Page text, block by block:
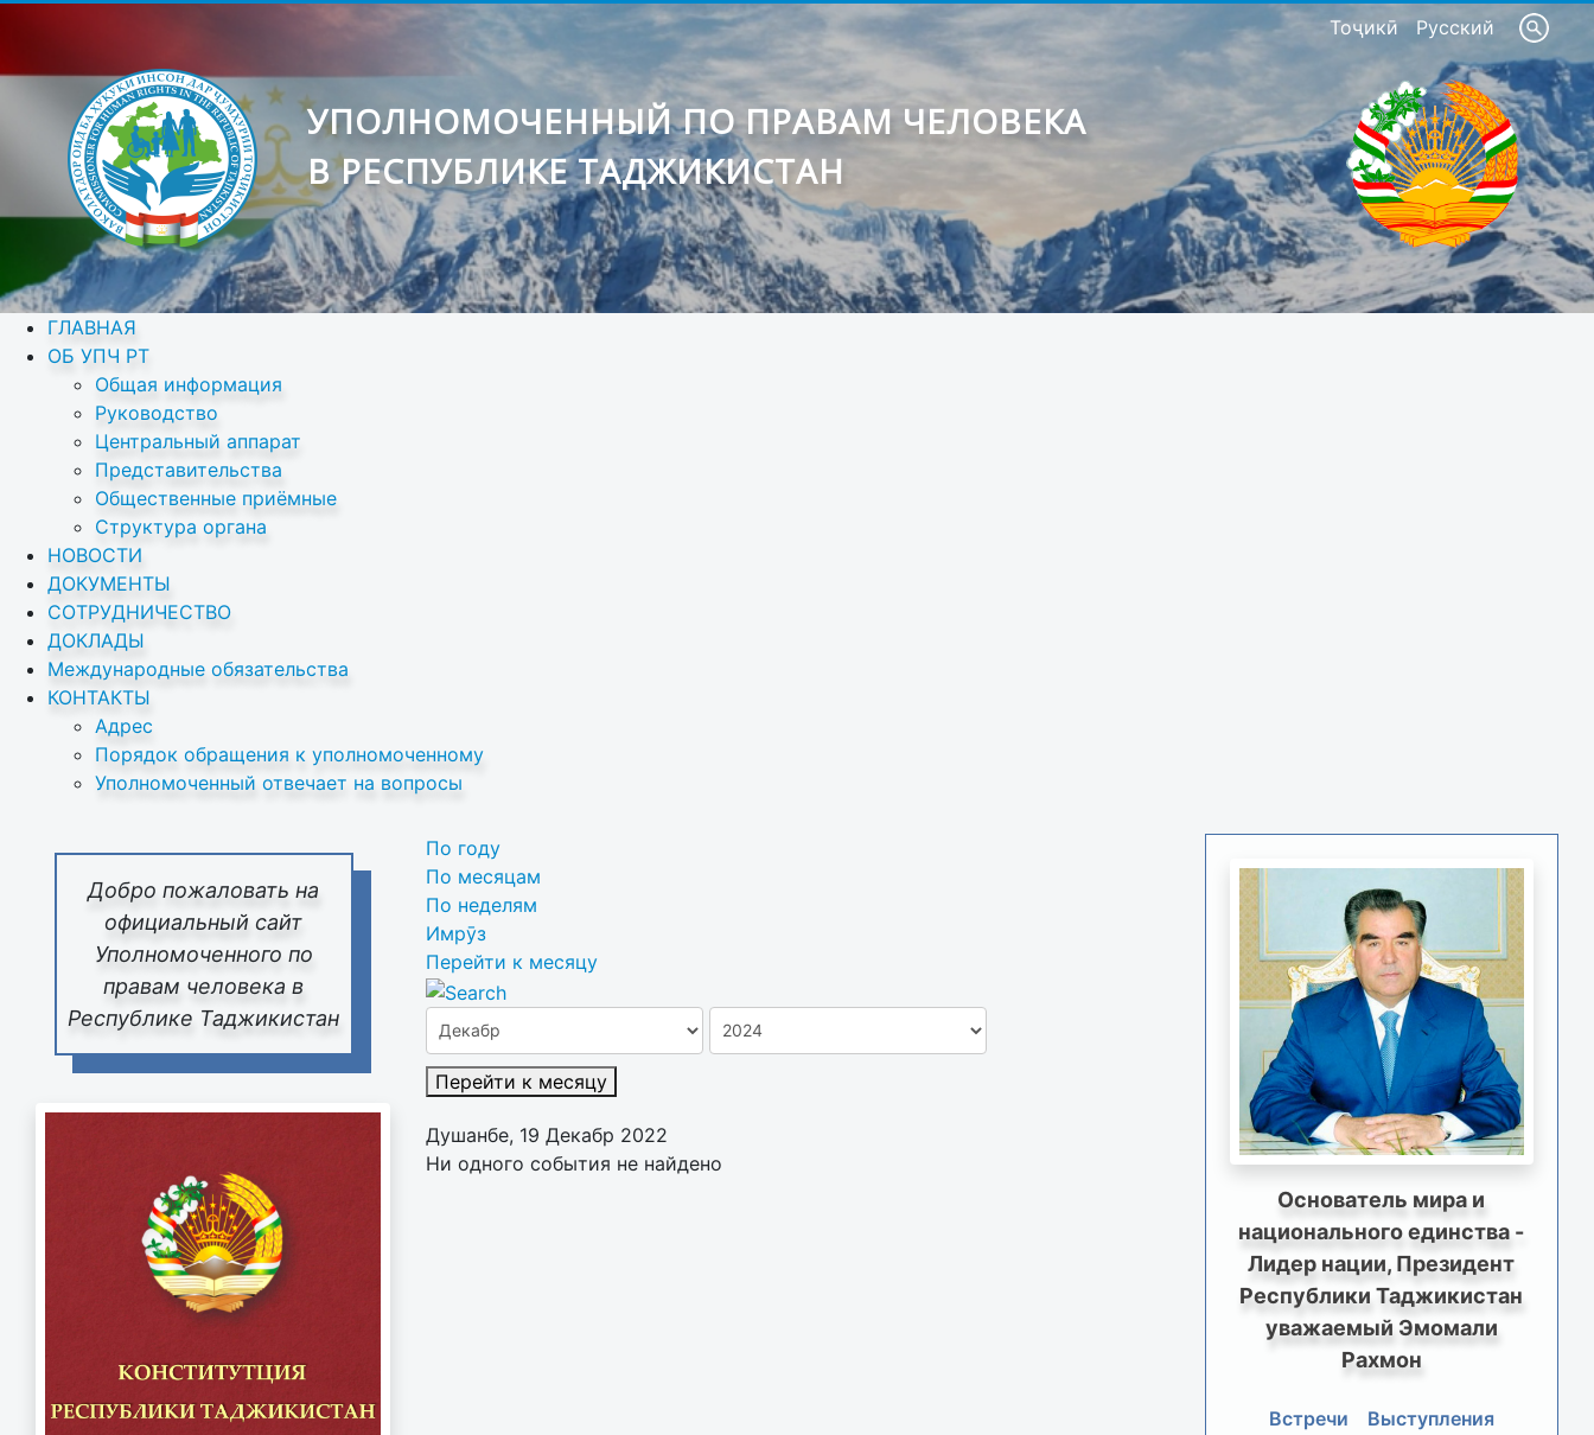
Тоҷикӣ Русский
УПОЛНОМОЧЕННЫЙ ПО ПРАВАМ ЧЕЛОВЕКА
В РЕСПУБЛИКЕ ТАДЖИКИСТАН
ГЛАВНАЯ
ОБ УПЧ РТ
Общая информация
Руководство
Центральный аппарат
Представительства
Общественные приёмные
Структура органа
НОВОСТИ
ДОКУМЕНТЫ
СОТРУДНИЧЕСТВО
ДОКЛАДЫ
Международные обязательства
КОНТАКТЫ
Адрес
Порядок обращения к уполномоченному
Уполномоченный отвечает на вопросы
Добро пожаловать на
официальный сайт
Уполномоченного по
правам человека в
Республике Таджикистан
По году
По месяцам
По неделям
Имрӯз
Перейти к месяцу
Перейти к месяцу
Душанбе, 19 Декабр 2022
Ни одного события не найдено
Основатель мира и
национального единства -
Лидер нации, Президент
Республики Таджикистан
уважаемый Эмомали
Рахмон
Встречи
Выступления